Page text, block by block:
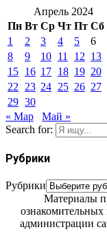
Апрель 2024
Пн Вт Ср Чт Пт Сб
1
2 3 4 5 6
8
9 10 11 12 13
15 16 17 18 19 20
22
23 24 25 26 27
29 30
« Мар
Май »
Search for:
Рубрики
Рубрики
Материалы
ознакомительных
администрации